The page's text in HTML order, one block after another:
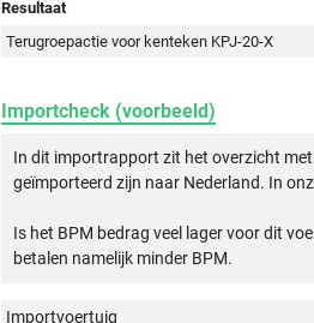
Resultaat
Terugroepactie voor kenteken KPJ-20-X
Importcheck (voorbeeld)
In dit importrapport zit het overzicht met
geïmporteerd zijn naar Nederland. In
Is het BPM bedrag veel lager voor dit
betalen namelijk minder BPM.
Importvoertuig